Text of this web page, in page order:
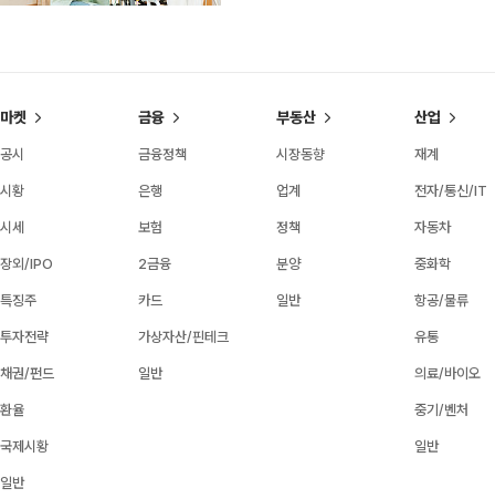
마켓
공시
시황
시세
장외/IPO
특징주
투자전략
채권/펀드
환율
국제시황
일반
금융
금융정책
은행
보험
2금융
카드
가상자산/핀테크
일반
부동산
시장동향
업계
정책
분양
일반
산업
재계
전자/통신/IT
자동차
중화학
항공/물류
유통
의료/바이오
중기/벤처
일반